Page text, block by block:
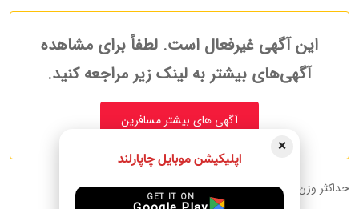
این آگهی غیرفعال است. لطفاً برای مشاهده
آگهی‌های بیشتر به لینک زیر مراجعه کنید.
آگهی های بیشتر مسافرین
حداکثر وزن قابل حمل :30.00 kg
×
اپلیکیشن موبایل چاپارلند
GET IT ON